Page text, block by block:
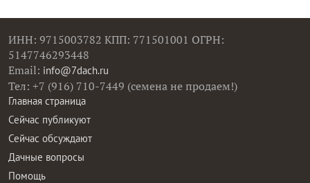
ИНН: 9715003782 КПП: 771501001 ОГРН:
5147746293448
Email: info@7dach.ru
Тел: +7 (916) 710-7449 (семена не продаем!)
Главная страница
Сейчас публикуют
Сейчас обсуждают
Дачные вопросы
Помощь